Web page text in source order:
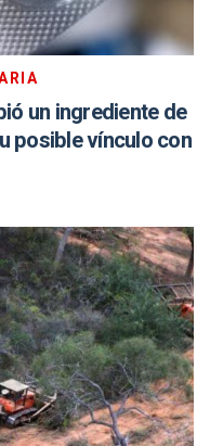
un ingrediente de
posible vínculo con